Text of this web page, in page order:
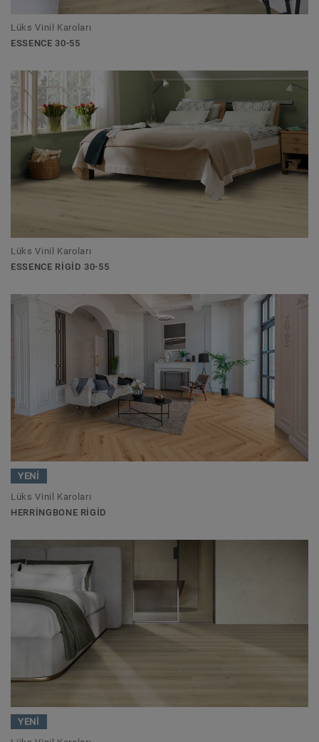
Lüks Vinil Karoları
ESSENCE 30-55
Lüks Vinil Karoları
ESSENCE RIGID 30-55
YENİ
Lüks Vinil Karoları
HERRINGBONE RIGID
YENİ